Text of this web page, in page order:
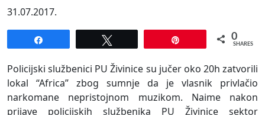
31.07.2017.
0
SHARES
Policijski službenici PU Živinice su jučer oko 20h zatvorili
lokal “Africa” zbog sumnje da je vlasnik privlačio
narkomane nepristojnom muzikom. Naime nakon
prijave policijskih službenika PU Živinice sektor